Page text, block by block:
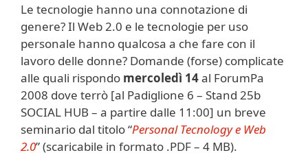
Le tecnologie hanno una connotazione di
genere? Il Web 2.0 e le tecnologie per uso
personale hanno qualcosa a che fare con il
lavoro delle donne? Domande (forse) complicate
alle quali rispondo mercoledì 14al ForumPa
2008 dove terrò [al Padiglione 6 – Stand 25b
SOCIAL HUB – a partire dalle 11:00] un breve
seminario dal titolo “Personal Tecnology e Web
2.0” (scaricabile in formato .PDF – 4 MB).